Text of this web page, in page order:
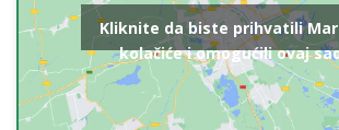
Kliknite da biste prihvatili
kolačiće i omogućili ovaj